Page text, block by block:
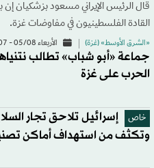
قال الرئيس الإيراني مسعود ‌بزشكيان إن
القادة الفلسطينيون في مفاوضات غزة.
«الشرق الأوسط» (غزة) الأربعاء 05/08 - 21:07
جماعة «أبو شباب» تطالب
الحرب على غزة
خاص
إسرائيل تلاحق تجار
وتكثف من استهداف أماكن